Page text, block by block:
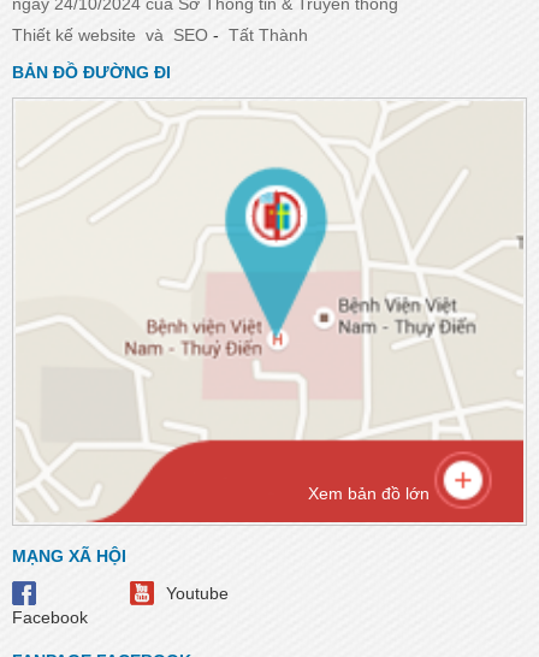
Thiết kế website và SEO - Tất Thành
BẢN ĐỒ ĐƯỜNG ĐI
Xem bản đồ lớn
MẠNG XÃ HỘI
Facebook
Youtube